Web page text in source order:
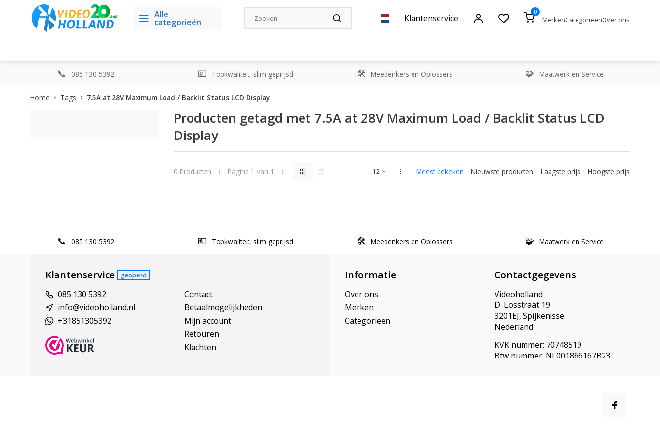
Alle
categorieën Klantenservice
0
MerkenCategorieënOver ons
085 130 5392 Topkwaliteit, slim geprijsd Meedenkers en Oplossers Maatwerk en Service
Home Tags 7.5A at 28V Maximum Load / Backlit Status LCD Display
Producten getagd met 7.5A at 28V Maximum Load / Backlit Status LCD
Display
0 Producten Pagina 1 van 1 Meest bekeken Nieuwste producten Laagste prijs Hoogste prijs
085 130 5392 Topkwaliteit, slim geprijsd Meedenkers en Oplossers Maatwerk en Service
Klantenservice geopend
085 130 5392
info@videoholland.nl
+31851305392
Contact
Betaalmogelijkheden
Mijn account
Retouren
Klachten
Informatie
Over ons
Merken
Categorieën
Contactgegevens
Videoholland
D. Losstraat 19
3201EJ, Spijkenisse
Nederland
KVK nummer: 70748519
Btw nummer: NL001866167B23